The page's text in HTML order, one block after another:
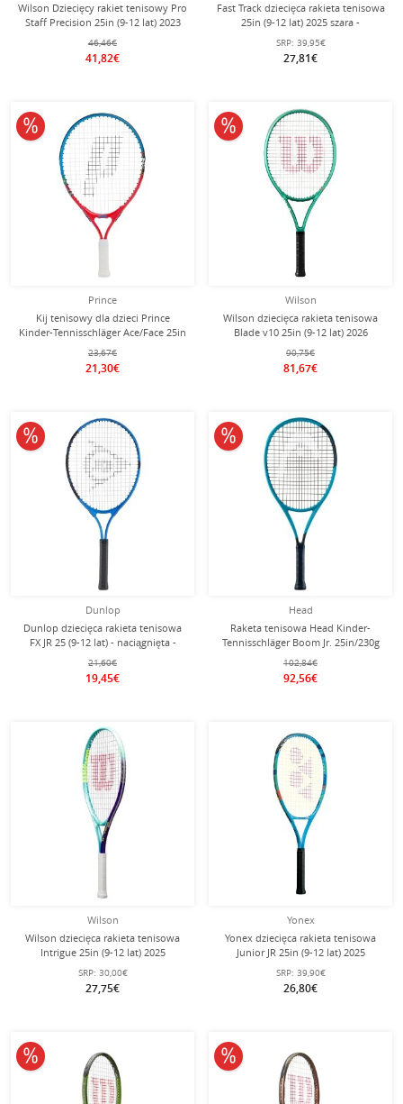
Wilson Dziecięcy rakiet tenisowy Pro
Staff Precision 25in (9-12 lat) 2023
czerwony - naciągnięty -
46,46€
41,82€
Fast Track dziecięca rakieta tenisowa
25in (9-12 lat) 2025 szara -
naciągnięta -
SRP: 39,95€
27,81€
Prince
Kij tenisowy dla dzieci Prince
Kinder-Tennisschläger Ace/Face 25in
(9-12 lat) 2025 niebieski -
naciągnięty -
23,67€
21,30€
10% obniżone
Wilson
Wilson dziecięca rakieta tenisowa
Blade v10 25in (9-12 lat) 2026
zielona - naciągnięta -
90,75€
81,67€
10% obniżone
Dunlop
Dunlop dziecięca rakieta tenisowa
FX JR 25 (9-12 lat) - naciągnięta -
21,60€
19,45€
10% obniżone
Head
Raketa tenisowa Head Kinder-
Tennisschläger Boom Jr. 25in/230g
(9-12 lat) 2026 niebieska -
naciągnięta -
102,84€
92,56€
10% obniżone
Wilson
Wilson dziecięca rakieta tenisowa
Intrigue 25in (9-12 lat) 2025
miętowo-niebieska - naciągnięta -
dziewczęca
SRP: 30,00€
27,75€
Yonex
Yonex dziecięca rakieta tenisowa
Junior JR 25in (9-12 lat) 2025
jasnoniebieska - naciągnięta -
SRP: 39,90€
26,80€
10% obniżone 10% obniżone